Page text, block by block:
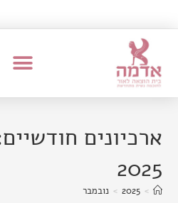
ארכיונים
2025
>
2025
> נובמבר